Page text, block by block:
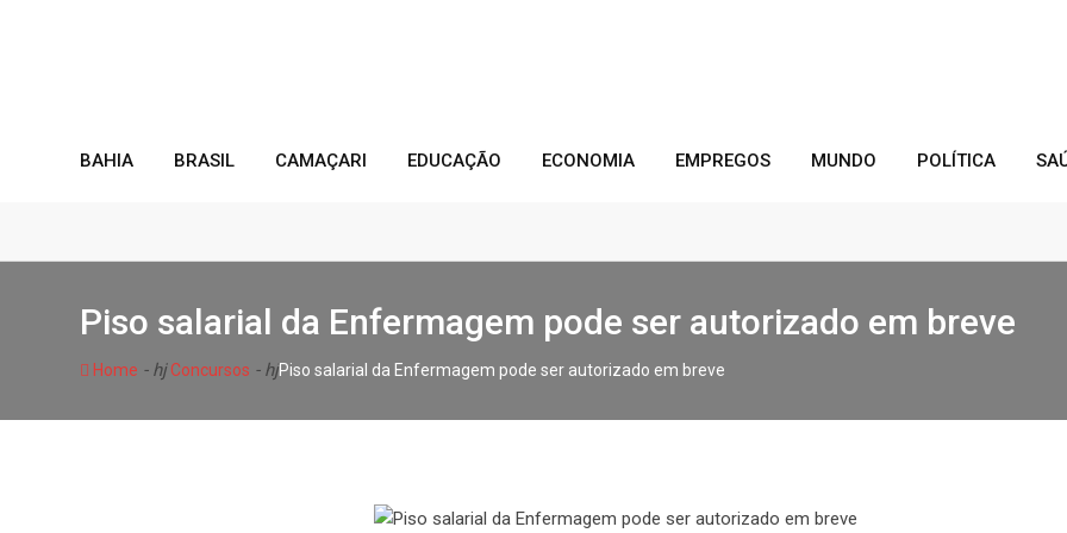
BAHIA BRASIL CAMAÇARI EDUCAÇÃO ECONOMIA EMPREGOS MUNDO POLÍTICA
Piso salarial da Enfermagem pode ser autorizado em breve
Home - hjConcursos - hjPiso salarial da Enfermagem pode ser autorizado em breve